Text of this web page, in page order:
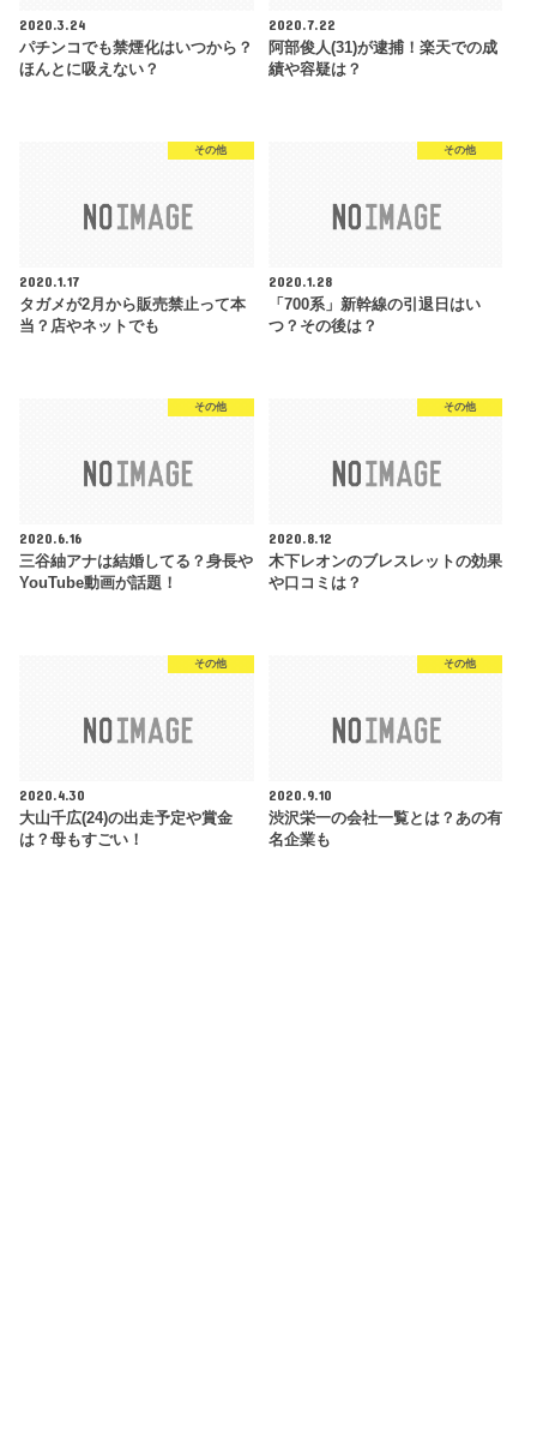
2020.3.24
パチンコでも禁煙化はいつから？
ほんとに吸えない？
2020.7.22
阿部俊人(31)が逮捕！楽天での成
績や容疑は？
その他
2020.1.17
タガメが2月から販売禁止って本
当？店やネットでも
その他
2020.1.28
「700系」新幹線の引退日はい
つ？その後は？
その他
2020.6.16
三谷紬アナは結婚してる？身長や
YouTube動画が話題！
その他
2020.8.12
木下レオンのブレスレットの効果
や口コミは？
その他
2020.4.30
大山千広(24)の出走予定や賞金
は？母もすごい！
その他
2020.9.10
渋沢栄一の会社一覧とは？あの有
名企業も